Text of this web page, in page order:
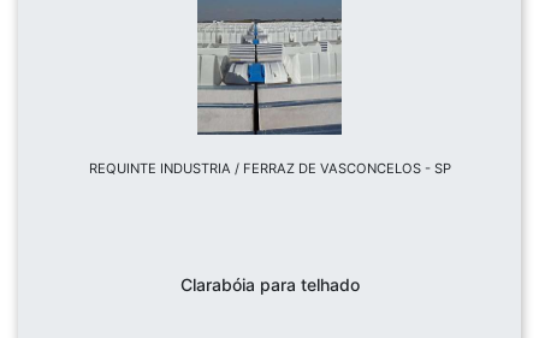
REQUINTE INDUSTRIA / FERRAZ DE VASCONCELOS - SP
Clarabóia para telhado